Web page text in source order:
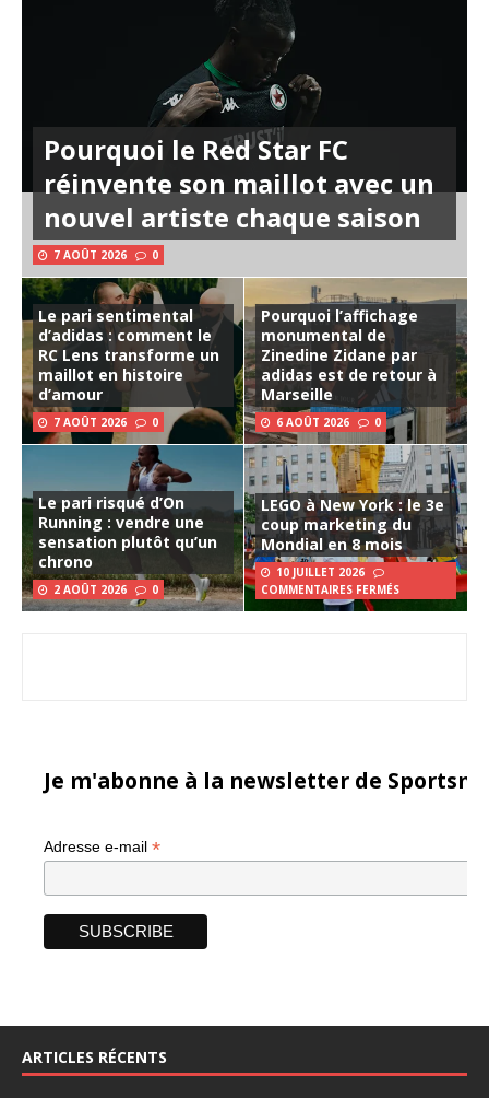
Pourquoi le Red Star FC
réinvente son maillot avec un
nouvel artiste chaque saison
7 AOÛT 2026 0
Le pari sentimental
d’adidas : comment le
RC Lens transforme un
maillot en histoire
d’amour
7 AOÛT 2026 0
Pourquoi l’affichage
monumental de
Zinedine Zidane par
adidas est de retour à
Marseille
6 AOÛT 2026 0
Le pari risqué d’On
Running : vendre une
sensation plutôt qu’un
chrono
2 AOÛT 2026 0
LEGO à New York : le 3e
coup marketing du
Mondial en 8 mois
10 JUILLET 2026
COMMENTAIRES FERMÉS
Je m'abonne à la newsletter de
Adresse e-mail *
ARTICLES RÉCENTS